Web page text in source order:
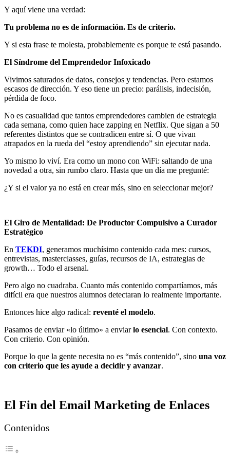
Y aquí viene una verdad:
Tu problema no es de información. Es de criterio.
Y si esta frase te molesta, probablemente es porque te está pasando.
El Síndrome del Emprendedor Infoxicado
Vivimos saturados de datos, consejos y tendencias. Pero estamos
escasos de dirección. Y eso tiene un precio: parálisis, indecisión,
pérdida de foco.
No es casualidad que tantos emprendedores cambien de estrategia
cada semana, como quien hace zapping en Netflix. Que sigan a 50
referentes distintos que se contradicen entre sí. O que vivan
atrapados en la rueda del “estoy aprendiendo” sin ejecutar nada.
Yo mismo lo viví. Era como un mono con WiFi: saltando de una
novedad a otra, sin rumbo claro. Hasta que un día me pregunté:
¿Y si el valor ya no está en crear más, sino en seleccionar mejor?
El Giro de Mentalidad: De Productor Compulsivo a Curador
Estratégico
En TEKDI, generamos muchísimo contenido cada mes: cursos,
entrevistas, masterclasses, guías, recursos de IA, estrategias de
growth… Todo el arsenal.
Pero algo no cuadraba. Cuanto más contenido compartíamos, más
difícil era que nuestros alumnos detectaran lo realmente importante.
Entonces hice algo radical: reventé el modelo.
Pasamos de enviar «lo último» a enviarlo esencial. Con contexto.
Con criterio. Con opinión.
Porque lo que la gente necesita no es “más contenido”, sino una voz
con criterio que les ayude a decidir y avanzar.
El Fin del Email Marketing de Enlaces
Contenidos